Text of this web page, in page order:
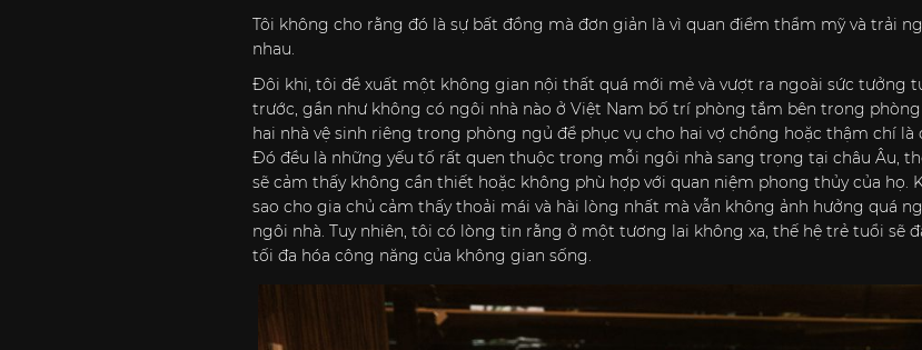
Tôi không cho rằng đó là sự bất đồng mà đơn giản là vì quan điểm thẩm mỹ và trải
nhau.
Đôi khi, tôi đề xuất một không gian nội thất quá mới mẻ và vượt ra ngoài sức tưởng
trước, gần như không có ngôi nhà nào ở Việt Nam bố trí phòng tắm bên trong
hai nhà vệ sinh riêng trong phòng ngủ để phục vụ cho hai vợ chồng hoặc thậm chí
Đó đều là những yếu tố rất quen thuộc trong mỗi ngôi nhà sang trọng tại châu Âu,
sẽ cảm thấy không cần thiết hoặc không phù hợp với quan niệm phong thủy của họ.
sao cho gia chủ cảm thấy thoải mái và hài lòng nhất mà vẫn không ảnh hưởng quá
ngôi nhà. Tuy nhiên, tôi có lòng tin rằng ở một tương lai không xa, thế hệ trẻ tuổi sẽ
tối đa hóa công năng của không gian sống.